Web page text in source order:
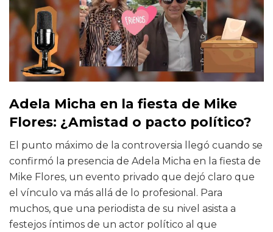
Adela Micha en la fiesta de Mike
Flores: ¿Amistad o pacto político?
El punto máximo de la controversia llegó cuando se
confirmó la presencia de Adela Micha en la fiesta de
Mike Flores, un evento privado que dejó claro que
el vínculo va más allá de lo profesional. Para
muchos, que una periodista de su nivel asista a
festejos íntimos de un actor político al que